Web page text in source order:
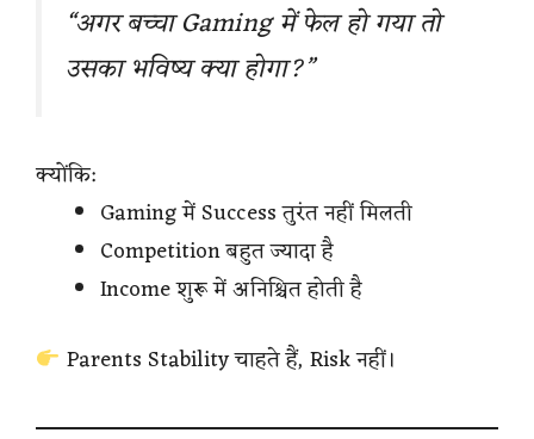
“अगर बच्चा Gaming में फेल हो गया तो
उसका भविष्य क्या होगा?”
क्योंकि:
Gaming में Success तुरंत नहीं मिलती
Competition बहुत ज्यादा है
Income शुरू में अनिश्चित होती है
Parents Stability चाहते हैं, Risk नहीं।